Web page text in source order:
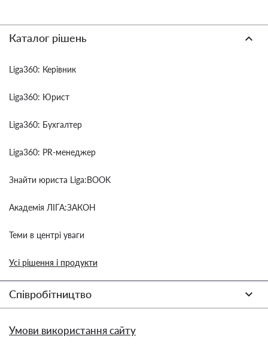
Каталог рішень
Liga360: Керівник
Liga360: Юрист
Liga360: Бухгалтер
Liga360: PR-менеджер
Знайти юриста Liga:BOOK
Академія ЛІГА:ЗАКОН
Теми в центрі уваги
Усі рішення і продукти
Співробітництво
Умови використання сайту